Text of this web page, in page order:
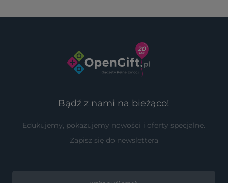
Bądź z nami na bieżąco!
Edukujemy, pokazujemy nowości i oferty specjalne.
Zapisz się do newslettera